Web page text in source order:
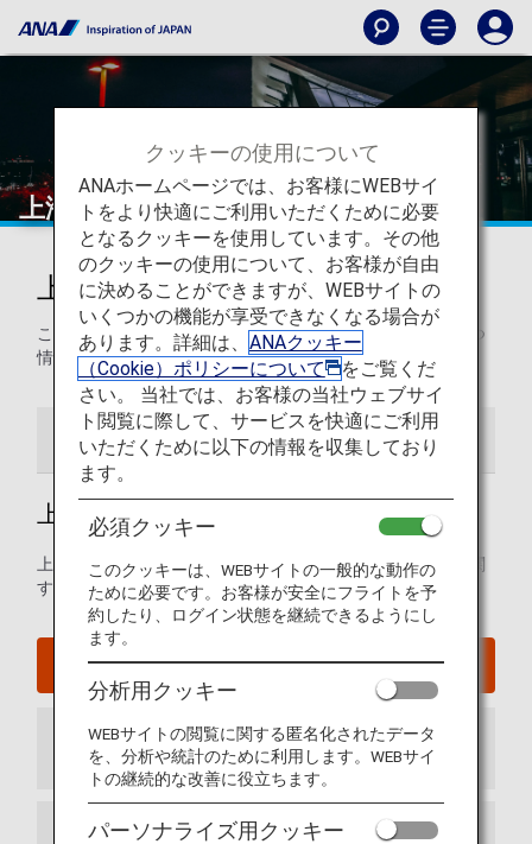
上海 - 浦東国際空港
上海 - 浦東国際空港からの発着
このページでは、上海浦東国際空港から目的地までの役立つ
情報をご紹介します。
空港ガイド
上海 - 浦東国際空港ガイド
上海浦東国際空港の発着ターミナルマップおよび空港内に関
するその他の情報。
上海 - 浦東国際空港ウェブサイト
到着ターミナル
クッキーの使用について
ANAホームページでは、お客様にWEBサイ
トをより快適にご利用いただくために必要
となるクッキーを使用しています。その他
のクッキーの使用について、お客様が自由
に決めることができますが、WEBサイトの
いくつかの機能が享受できなくなる場合が
あります。詳細は、 ANAクッキー
（Cookie）ポリシーについて
をご覧くだ
さい。 当社では、お客様の当社ウェブサイ
ト閲覧に際して、サービスを快適にご利用
いただくために以下の情報を収集しており
ます。
必須クッキー
このクッキーは、WEBサイトの一般的な動作の
ために必要です。お客様が安全にフライトを予
約したり、ログイン状態を継続できるようにし
ます。
分析用クッキー
WEBサイトの閲覧に関する匿名化されたデータ
を、分析や統計のために利用します。WEBサイ
トの継続的な改善に役立ちます。
パーソナライズ用クッキー